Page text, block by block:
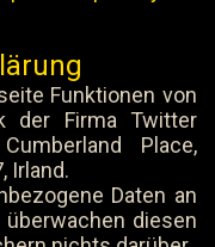
Funktionen von
der Firma Twitter
Place,
Irland.
Daten an
diesen